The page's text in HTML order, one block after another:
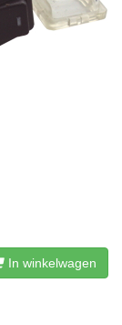
In winkelwagen